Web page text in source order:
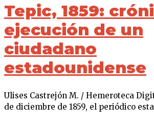
Tepic, 1859:
ejecución de un
ciudadano
estadounidense
Ulises Castrejón M. / Hemeroteca
de diciembre de 1859, el periódico